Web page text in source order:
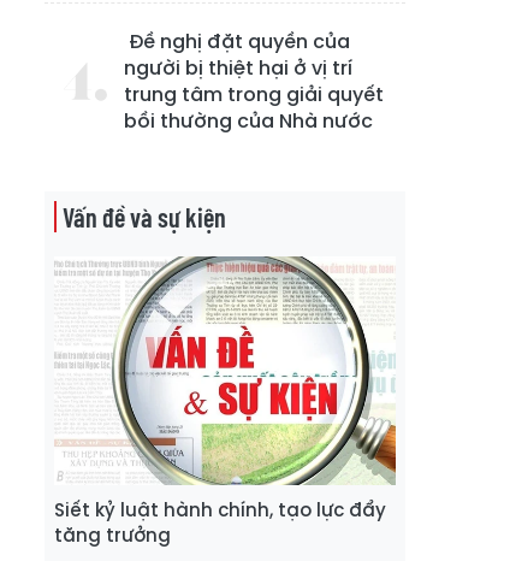
Đề nghị đặt quyền của
người bị thiệt hại ở vị trí
trung tâm trong giải quyết
bồi thường của Nhà nước
Vấn đề và sự kiện
Siết kỷ luật hành chính, tạo lực đẩy
tăng trưởng